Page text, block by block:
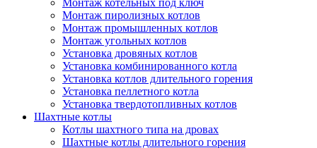
Монтаж котельных под ключ
Монтаж пиролизных котлов
Монтаж промышленных котлов
Монтаж угольных котлов
Установка дровяных котлов
Установка комбинированного котла
Установка котлов длительного горения
Установка пеллетного котла
Установка твердотопливных котлов
Шахтные котлы
Котлы шахтного типа на дровах
Шахтные котлы длительного горения